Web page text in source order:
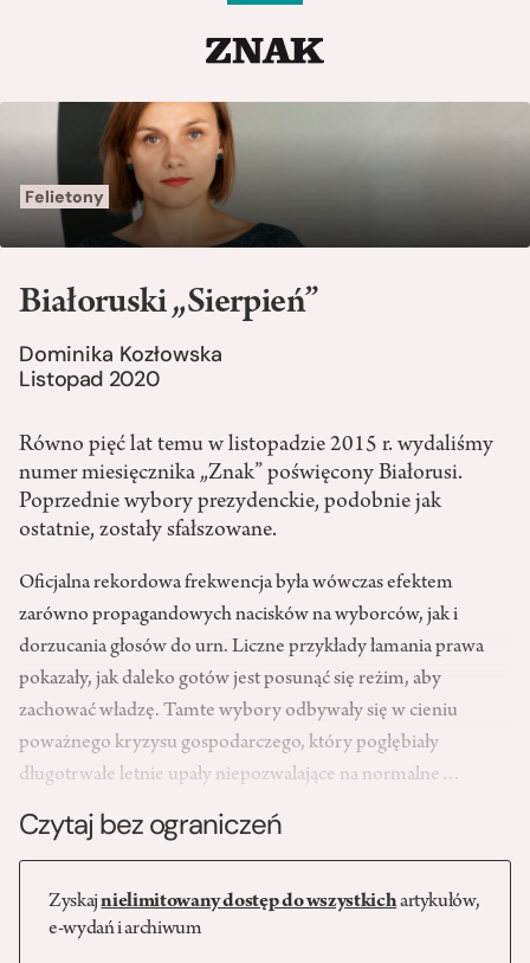
Felietony
Białoruski „Sierpień”
Dominika Kozłowska
Listopad 2020
Równo pięć lat temu w listopadzie 2015 r. wydaliśmy
numer miesięcznika „Znak” poświęcony Białorusi.
Poprzednie wybory prezydenckie, podobnie jak
ostatnie, zostały sfałszowane.
Oficjalna rekordowa frekwencja była wówczas efektem
zarówno propagandowych nacisków na wyborców, jak i
dorzucania głosów do urn. Liczne przykłady łamania prawa
pokazały, jak daleko gotów jest posunąć się reżim, aby
zachować władzę. Tamte wybory odbywały się w cieniu
poważnego kryzysu gospodarczego, który pogłębiały
długotrwałe letnie upały niepozwalające na normalne…
Czytaj bez ograniczeń
Zyskajnielimitowany dostęp do wszystkichartykułów,
e-wydań i archiwum